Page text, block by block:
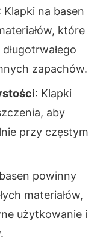
Klapki na basen
które
zapachów.
: Klapki
aby
przy częstym
powinny
materiałów,
użytkowanie i